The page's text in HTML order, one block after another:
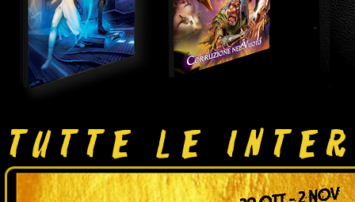
Tutte le